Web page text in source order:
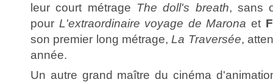
leur court métrage The doll's breath, sans
pour L'extraordinaire voyage de Marona et
son premier long métrage,La Traversée,
année.
Un autre grand maître du cinéma